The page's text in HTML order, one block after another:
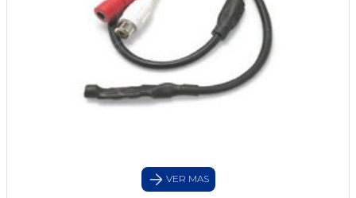
VER MAS